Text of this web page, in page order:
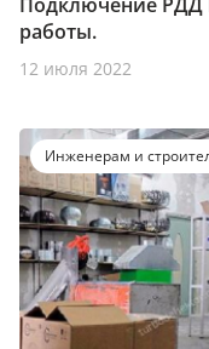
работы.
12 июля 2022
Инженерам и